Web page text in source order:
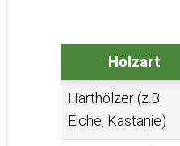
Holzart
Harthölzer (z.B.
Eiche, Kastanie)